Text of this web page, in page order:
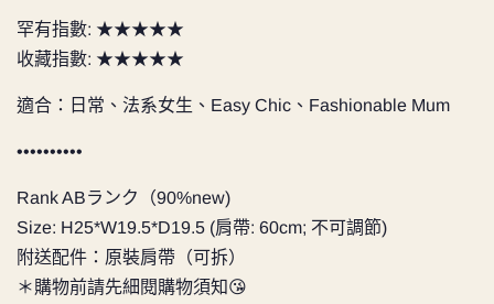
罕有指數: ★★★★★
收藏指數: ★★★★★
適合：日常、法系女生、Easy Chic、Fashionable Mum
••••••••••
Rank ABランク（90%new)
Size: H25*W19.5*D19.5 (肩帶: 60cm; 不可調節)
附送配件：原裝肩帶（可拆）
＊購物前請先細閱購物須知😘